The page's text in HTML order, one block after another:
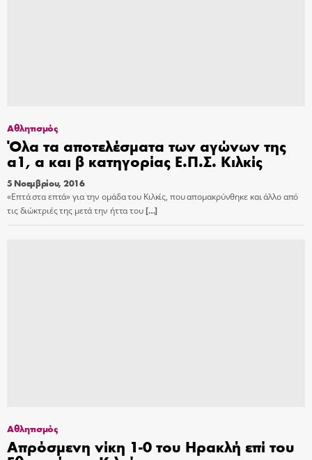
Αθλητισμός
Όλα τα αποτελέσματα των αγώνων της
α1, α και β κατηγορίας Ε.Π.Σ. Κιλκίς
5 Νοεμβρίου, 2016
«Επτά στα επτά» για την ομάδα του Κιλκίς, που απομακρύνθηκε και άλλο από
τις διώκτριές της μετά την ήττα του[…]
Αθλητισμός
Απρόσμενη νίκη 1-0 του Ηρακλή επί του